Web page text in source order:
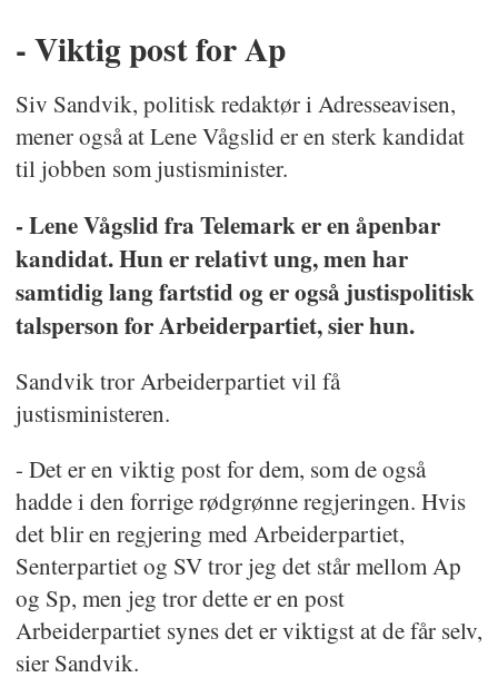
- Viktig post for Ap
Siv Sandvik, politisk redaktør i Adresseavisen,
mener også at Lene Vågslid er en sterk kandidat
til jobben som justisminister.
- Lene Vågslid fra Telemark er en åpenbar
kandidat. Hun er relativt ung, men har
samtidig lang fartstid og er også justispolitisk
talsperson for Arbeiderpartiet, sier hun.
Sandvik tror Arbeiderpartiet vil få
justisministeren.
- Det er en viktig post for dem, som de også
hadde i den forrige rødgrønne regjeringen. Hvis
det blir en regjering med Arbeiderpartiet,
Senterpartiet og SV tror jeg det står mellom Ap
og Sp, men jeg tror dette er en post
Arbeiderpartiet synes det er viktigst at de får selv,
sier Sandvik.